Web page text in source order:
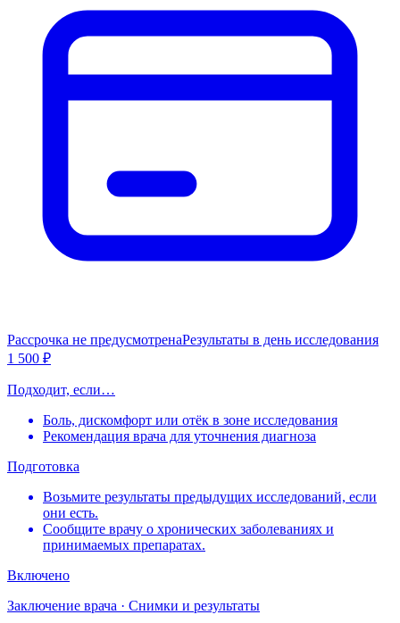
Рассрочка не предусмотренаРезультаты в день исследования
1 500 ₽
Подходит, если…
Боль, дискомфорт или отёк в зоне исследования
Рекомендация врача для уточнения диагноза
Подготовка
Возьмите результаты предыдущих исследований, если
они есть.
Сообщите врачу о хронических заболеваниях и
принимаемых препаратах.
Включено
Заключение врача · Снимки и результаты